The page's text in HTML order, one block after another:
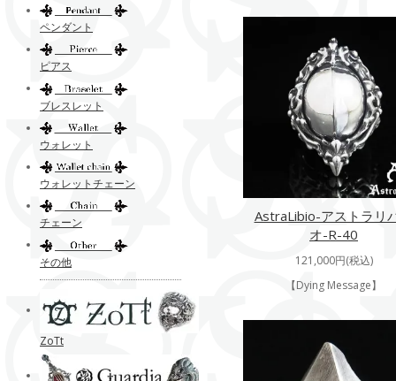
AstraLibio-アストラリ
オ-R-40
121,000円(税込)
【Dying Message】
ペンダント
ピアス
ブレスレット
ウォレット
ウォレットチェーン
チェーン
その他
ZoTt